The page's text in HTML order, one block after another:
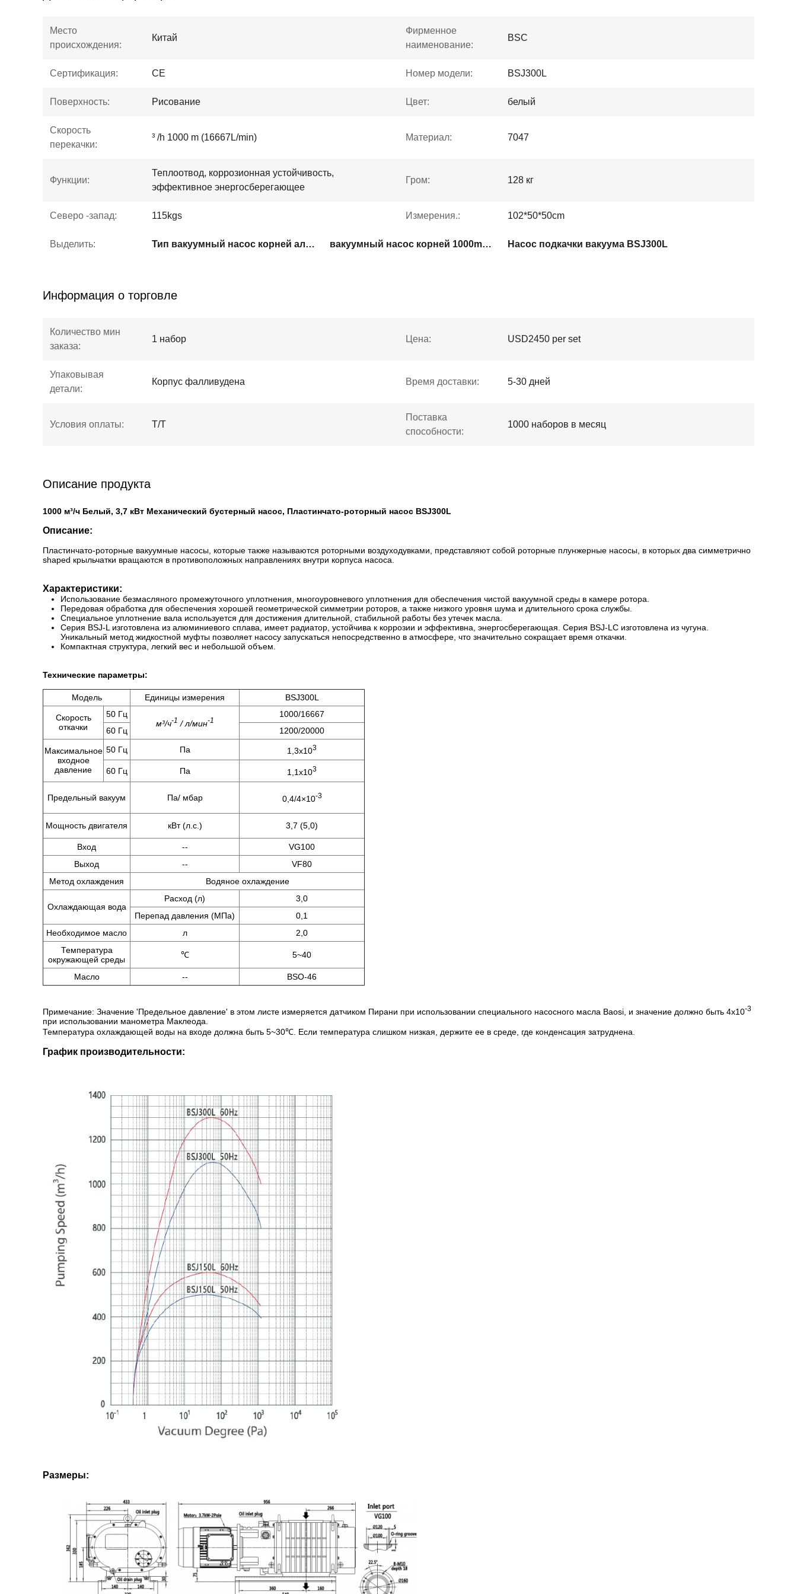
Место
происхождения:
Китай
Фирменное
наименование:
BSC
Сертификация: CE Номер модели: BSJ300L
Поверхность: Рисование Цвет: белый
Скорость
перекачки:
³ /h 1000 m (16667L/min) Материал: 7047
Функции:
Теплоотвод, коррозионная устойчивость,
эффективное энергосберегающее
Гром: 128 кг
Северо -запад: 115kgs Измерения.: 102*50*50cm
Выделить: Тип вакуумный насос корней алюминиевого сплава вакуумный насос корней 1000m3/H Насос подкачки вакуума BSJ300L
Информация о торговле
Количество мин
заказа:
1 набор Цена: USD2450 per set
Упаковывая
детали:
Корпус фалливудена Время доставки: 5-30 дней
Условия оплаты: T/T
Поставка
способности:
1000 наборов в месяц
Описание продукта
1000 м³/ч Белый, 3,7 кВт Механический бустерный насос, Пластинчато-роторный насос BSJ300L
Описание:
Пластинчато-роторные вакуумные насосы, которые также называются роторными воздуходувками, представляют собой роторные плунжерные насосы, в которых два симметрично
shaped крыльчатки вращаются в противоположных направлениях внутри корпуса насоса.
Характеристики:
Использование безмасляного промежуточного уплотнения, многоуровневого уплотнения для обеспечения чистой вакуумной среды в камере ротора.
Передовая обработка для обеспечения хорошей геометрической симметрии роторов, а также низкого уровня шума и длительного срока службы.
Специальное уплотнение вала используется для достижения длительной, стабильной работы без утечек масла.
Серия BSJ-L изготовлена из алюминиевого сплава, имеет радиатор, устойчива к коррозии и эффективна, энергосберегающая. Серия BSJ-LC изготовлена из чугуна.
Уникальный метод жидкостной муфты позволяет насосу запускаться непосредственно в атмосфере, что значительно сокращает время откачки.
Компактная структура, легкий вес и небольшой объем.
Технические параметры:
Модель Единицы измерения BSJ300L
Скорость
откачки
50 Гц
м³/ч-1 / л/мин-1
1000/16667
60 Гц
1200/20000
Максимальное
входное
давление
50 Гц Па 1,3x103
60 Гц Па 1,1x103
Предельный вакуум Па/ мбар 0,4/4×10-3
Мощность двигателя кВт (л.с.) 3,7 (5,0)
Вход --
VG100
Выход
--
VF80
Метод охлаждения
Водяное охлаждение
Охлаждающая вода
Расход (л)
3,0
Перепад давления (МПа)
0,1
Необходимое масло
л
2,0
Температура
окружающей среды
℃ 5~40
Масло -- BSO-46
Примечание: Значение 'Предельное давление' в этом листе измеряется датчиком Пирани при использовании специального насосного масла Baosi, и значение должно быть 4x10-3
при использовании манометра Маклеода.
Температура охлаждающей воды на входе должна быть 5~30℃. Если температура слишком низкая, держите ее в среде, где конденсация затруднена.
График производительности:
Размеры: